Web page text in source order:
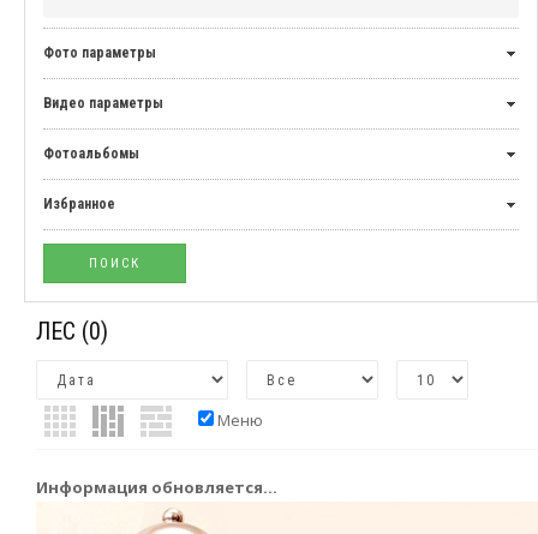
Фото параметры
Видео параметры
Фотоальбомы
Избранное
ЛЕС (0)
Меню
Информация обновляется...